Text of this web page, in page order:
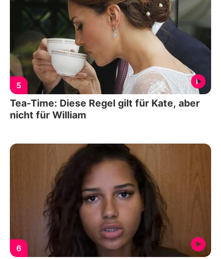
5
Tea-Time: Diese Regel gilt für Kate, aber
nicht für William
6